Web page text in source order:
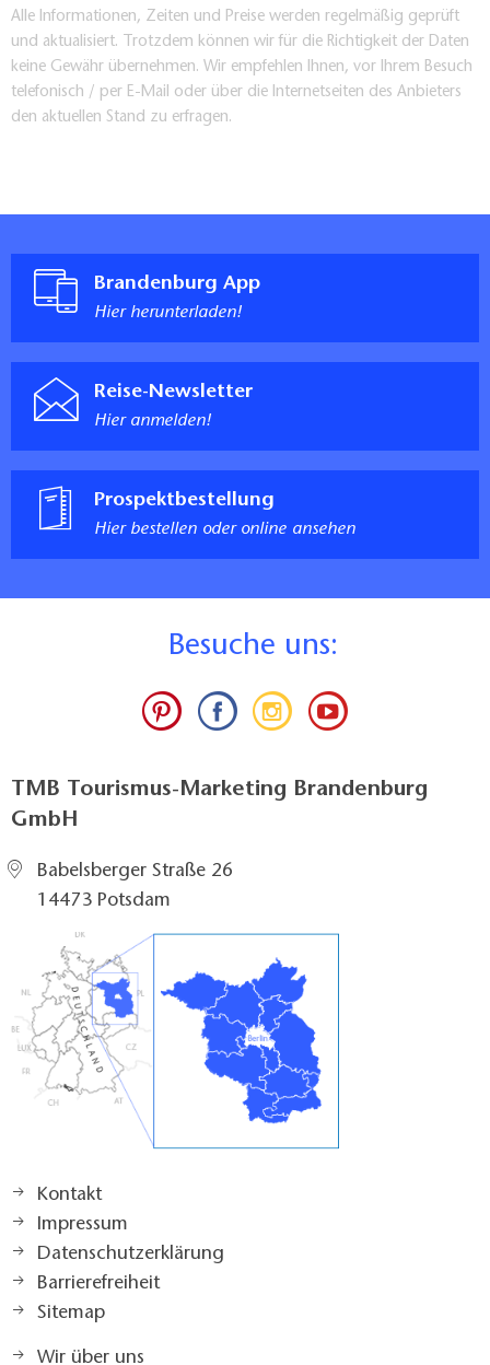
Alle Informationen, Zeiten und Preise werden regelmäßig geprüft
und aktualisiert. Trotzdem können wir für die Richtigkeit der Daten
keine Gewähr übernehmen. Wir empfehlen Ihnen, vor Ihrem Besuch
telefonisch / per E-Mail oder über die Internetseiten des Anbieters
den aktuellen Stand zu erfragen.
Brandenburg App
Hier herunterladen!
Reise-Newsletter
Hier anmelden!
Prospektbestellung
Hier bestellen oder online ansehen
Besuche uns:
TMB Tourismus-Marketing Brandenburg
GmbH
Babelsberger Straße 26
14473 Potsdam
Kontakt
Impressum
Datenschutzerklärung
Barrierefreiheit
Sitemap
Wir über uns